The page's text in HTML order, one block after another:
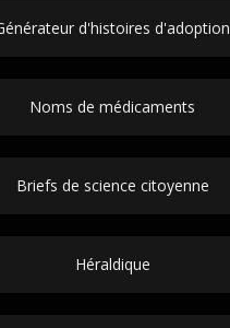
d'histoires d'adoption
Noms de médicaments
Briefs de science citoyenne
Héraldique